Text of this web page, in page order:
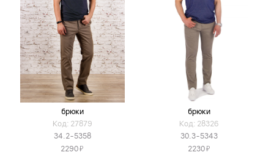
брюки
Код: 27879
34.2-5358
2290Я
брюки
Код: 28326
30.3-5343
2230Я